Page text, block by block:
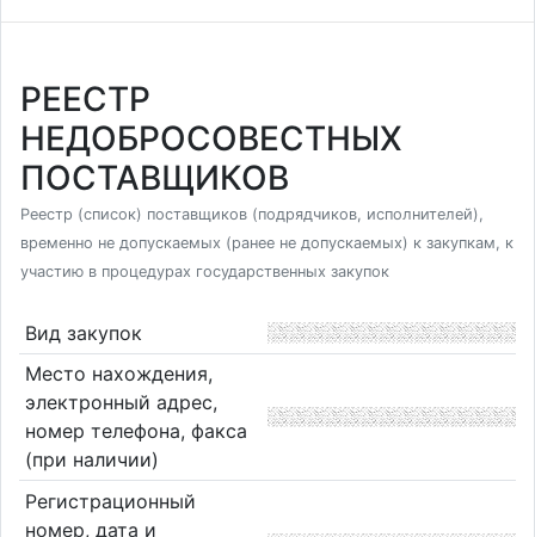
РЕЕСТР
НЕДОБРОСОВЕСТНЫХ
ПОСТАВЩИКОВ
Реестр (список) поставщиков (подрядчиков, исполнителей),
временно не допускаемых (ранее не допускаемых) к закупкам, к
участию в процедурах государственных закупок
Вид закупок
Место нахождения,
электронный адрес,
номер телефона, факса
(при наличии)
Регистрационный
номер, дата и